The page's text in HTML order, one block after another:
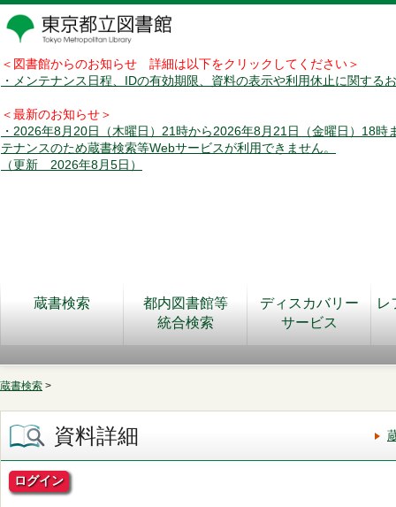
＜図書館からのお知らせ 詳細は以下をクリックしてください＞
・メンテナンス日程、IDの有効期限、資料の表示や利用休止に関する
＜最新のお知らせ＞
・2026年8月20日（木曜日）21時から2026年8月21日（金曜日）18時
テナンスのため蔵書検索等Webサービスが利用できません。
（更新 2026年8月5日）
蔵書検索
都内図書館等
統合検索
ディスカバリー
サービス
レ
蔵書検索 >
資料詳細
ログイン